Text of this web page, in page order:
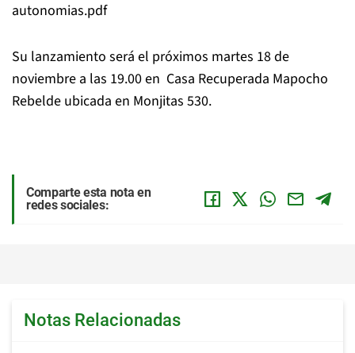
autonomias.pdf
Su lanzamiento será el próximos martes 18 de
noviembre a las 19.00 en Casa Recuperada Mapocho
Rebelde ubicada en Monjitas 530.
Comparte esta nota en
redes sociales:
Notas Relacionadas